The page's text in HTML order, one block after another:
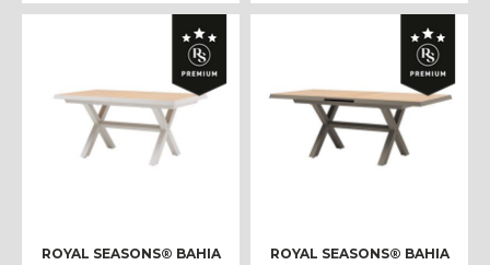
ROYAL SEASONS® BAHIA
ROYAL SEASONS® BAHIA